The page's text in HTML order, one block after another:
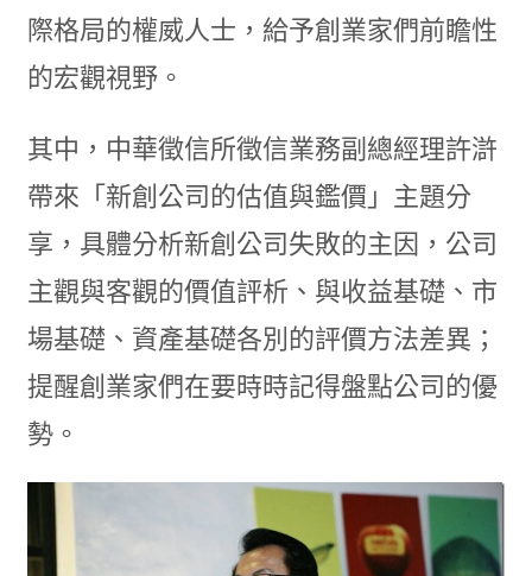
際格局的權威人士，給予創業家們前瞻性
的宏觀視野。
其中，中華徵信所徵信業務副總經理許滸
帶來「新創公司的估值與鑑價」主題分
享，具體分析新創公司失敗的主因，公司
主觀與客觀的價值評析、與收益基礎、市
場基礎、資產基礎各別的評價方法差異；
提醒創業家們在要時時記得盤點公司的優
勢。